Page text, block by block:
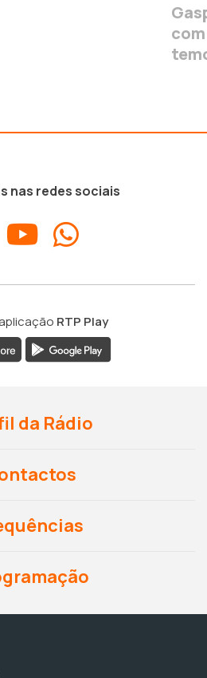
nas redes sociais
RTP Play
da Rádio